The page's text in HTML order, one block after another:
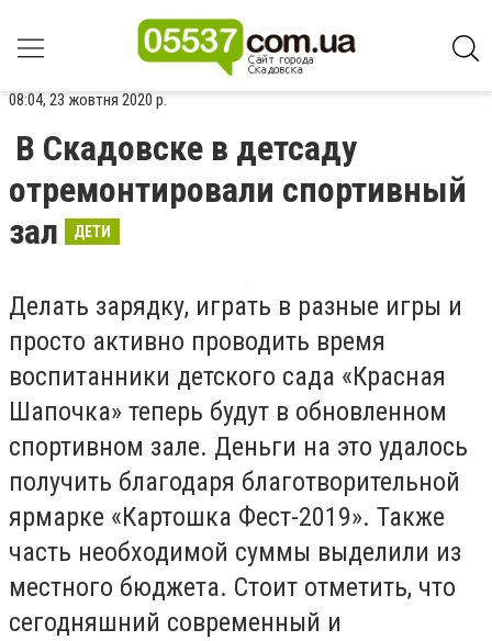
08:04, 23 жовтня 2020 р.
В Скадовске в детсаду
отремонтировали спортивный
зал
ДЕТИ
Делать зарядку, играть в разные игры и
просто активно проводить время
воспитанники детского сада «Красная
Шапочка» теперь будут в обновленном
спортивном зале. Деньги на это удалось
получить благодаря благотворительной
ярмарке «Картошка Фест-2019». Также
часть необходимой суммы выделили из
местного бюджета. Стоит отметить, что
сегодняшний современный и